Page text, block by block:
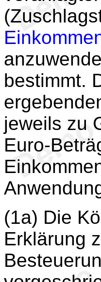
bestimmt.
jeweils zu
Euro-
(1a) Die
Erklärung